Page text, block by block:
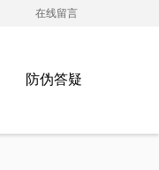
在线留言
防伪答疑